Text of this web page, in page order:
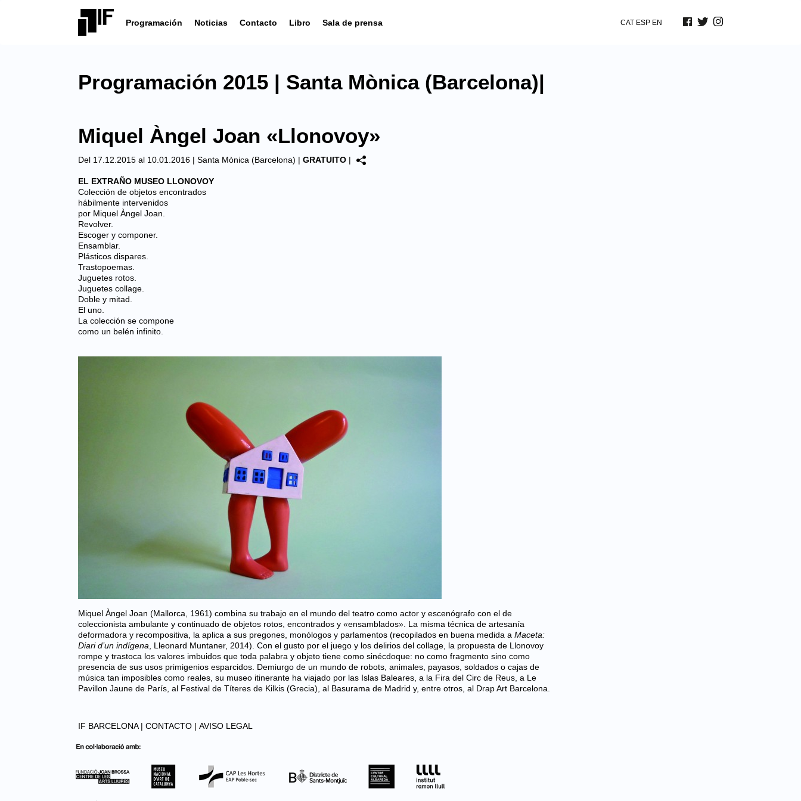
Programación Noticias Contacto Libro Sala de prensa CAT ESP EN
Programación 2015 | Santa Mònica (Barcelona)|
Miquel Àngel Joan «Llonovoy»
Del 17.12.2015 al 10.01.2016 | Santa Mònica (Barcelona) | GRATUITO |
EL EXTRAÑO MUSEO LLONOVOY
Colección de objetos encontrados
hábilmente intervenidos
por Miquel Àngel Joan.
Revolver.
Escoger y componer.
Ensamblar.
Plásticos dispares.
Trastopoemas.
Juguetes rotos.
Juguetes collage.
Doble y mitad.
El uno.
La colección se compone
como un belén infinito.
Miquel Àngel Joan (Mallorca, 1961) combina su trabajo en el mundo del teatro como actor y escenógrafo con el de
coleccionista ambulante y continuado de objetos rotos, encontrados y «ensamblados». La misma técnica de artesanía
deformadora y recompositiva, la aplica a sus pregones, monólogos y parlamentos (recopilados en buena medida a Maceta:
Diari d’un indígena , Lleonard Muntaner, 2014). Con el gusto por el juego y los delirios del collage, la propuesta de Llonovoy
rompe y trastoca los valores imbuidos que toda palabra y objeto tiene como sinécdoque: no como fragmento sino como
presencia de sus usos primigenios esparcidos. Demiurgo de un mundo de robots, animales, payasos, soldados o cajas de
música tan imposibles como reales, su museo itinerante ha viajado por las Islas Baleares, a la Fira del Circ de Reus, a Le
Pavillon Jaune de París, al Festival de Títeres de Kilkis (Grecia), al Basurama de Madrid y, entre otros, al Drap Art Barcelona.
IF BARCELONA | CONTACTO | AVISO LEGAL